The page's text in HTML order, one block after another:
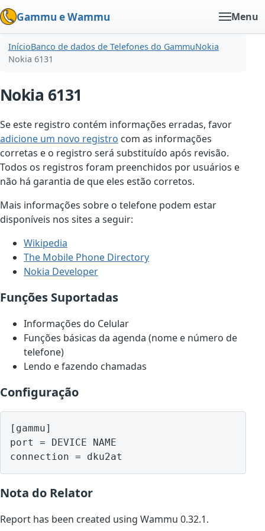
Gammu e Wammu Menu
InícioBanco de dados de Telefones do GammuNokia
Nokia 6131
Nokia 6131
Se este registro contém informações erradas, favor
adicione um novo registro com as informações
corretas e o registro será substituído após revisão.
Todos os registros foram preenchidos por usuários e
não há garantia de que eles estão corretos.
Mais informações sobre o telefone podem estar
disponíveis nos sites a seguir:
Wikipedia
The Mobile Phone Directory
Nokia Developer
Funções Suportadas
Informações do Celular
Funções básicas da agenda (nome e número de
telefone)
Lendo e fazendo chamadas
Configuração
[gammu]
port = DEVICE NAME
Nota do Relator
Report has been created using Wammu 0.32.1.